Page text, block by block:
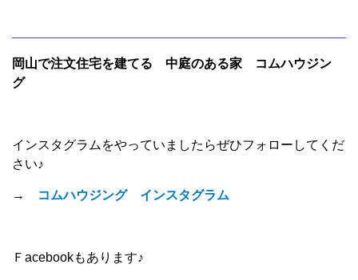
岡山で注文住宅を建てる 中庭のある家 コムハウジン
グ
インスタグラムをやっていましたらぜひフォローしてくだ
さい♪
→ コムハウジング インスタグラム
Ｆacebookもあります♪